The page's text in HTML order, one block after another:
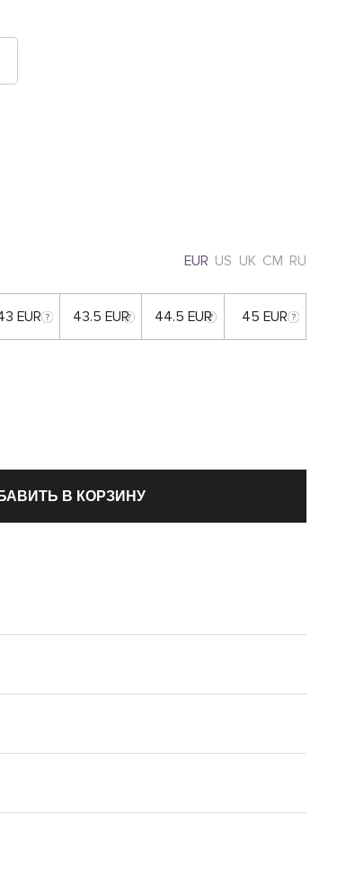
EUR US UK CM RU
EUR 43.5 EUR 44.5 EUR 45 EUR
В КОРЗИНУ